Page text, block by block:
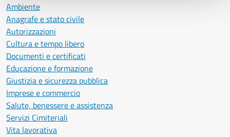
Ambiente
Anagrafe e stato civile
Autorizzazioni
Cultura e tempo libero
Documenti e certificati
Educazione e formazione
Giustizia e sicurezza pubblica
Imprese e commercio
Salute, benessere e assistenza
Servizi Cimiteriali
Vita lavorativa